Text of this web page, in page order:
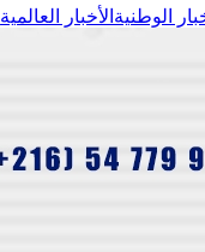
الوطنية الأخبار العالمية